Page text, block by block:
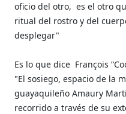
oficio del otro, es el otro
ritual del rostro y del
desplegar"
Es lo que dice François
"El sosiego, espacio de la
guayaquileño Amaury
recorrido a través de su